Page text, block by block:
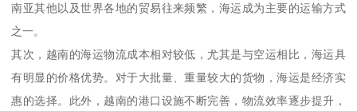
南亚其他以及世界各地的贸易往来频繁，海运成为主要的运输方式
之一。
其次，越南的海运物流成本相对较低，尤其是与空运相比，海运具
有明显的价格优势。对于大批量、重量较大的货物，海运是经济实
惠的选择。此外，越南的港口设施不断完善，物流效率逐步提升，